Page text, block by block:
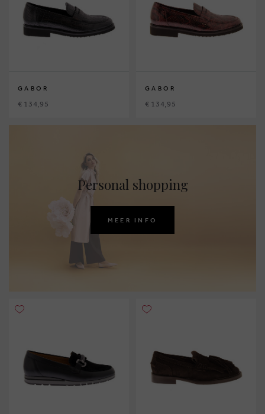
GABOR
€ 134,95
GABOR
€ 134,95
Personal shopping
MEER INFO